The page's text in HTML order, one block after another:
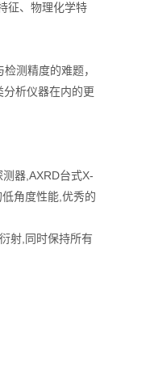
征、物理化学特
测精度的难题，
析仪器在内的更
器,AXRD台式X-
角度性能,优秀的
射,同时保持所有